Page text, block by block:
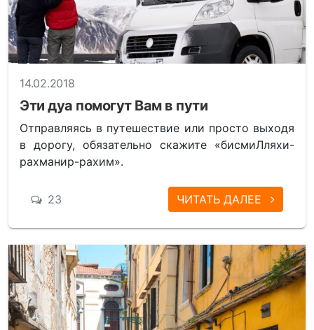
14.02.2018
Эти дуа помогут Вам в пути
Отправляясь в путешествие или просто выходя
в дорогу, обязательно скажите «бисмиЛляхи-
рахманир-рахим».
23 ЧИТАТЬ ДАЛЕЕ